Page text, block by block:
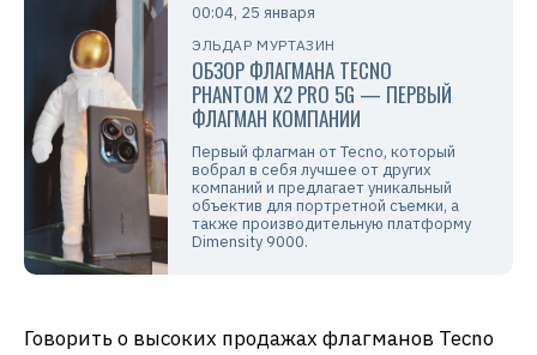
00:04, 25 января
ЭЛЬДАР МУРТАЗИН
ОБЗОР ФЛАГМАНА TECNO
PHANTOM X2 PRO 5G — ПЕРВЫЙ
ФЛАГМАН КОМПАНИИ
Первый флагман от Tecno, который
вобрал в себя лучшее от других
компаний и предлагает уникальный
объектив для портретной съемки, а
также производительную платформу
Dimensity 9000.
Говорить о высоких продажах флагманов Tecno